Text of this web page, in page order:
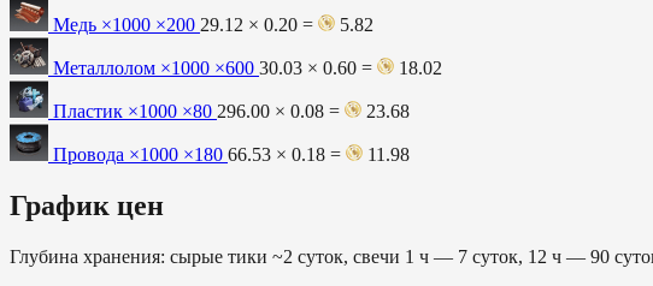
Медь ×1000 ×200 29.12 × 0.20 = 5.82
Металлолом ×1000 ×600 30.03 × 0.60 = 18.02
Пластик ×1000 ×80 296.00 × 0.08 = 23.68
Провода ×1000 ×180 66.53 × 0.18 = 11.98
График цен
Глубина хранения: сырые тики ~2 суток, свечи 1 ч — 7 суток, 12 ч — 90